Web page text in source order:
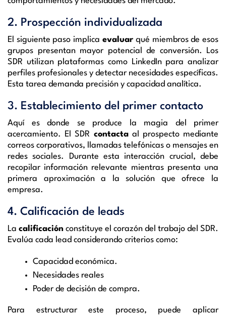
2. Prospección individualizada
El siguiente paso implica evaluarqué miembros de esos
grupos presentan mayor potencial de conversión. Los
SDR utilizan plataformas como LinkedIn para analizar
perfiles profesionales y detectar necesidades específicas.
Esta tarea demanda precisión y capacidad analítica.
3. Establecimiento del primer contacto
Aquí es donde se produce la magia del primer
acercamiento. El SDR contactaal prospecto mediante
correos corporativos, llamadas telefónicas o mensajes en
redes sociales. Durante esta interacción crucial, debe
recopilar información relevante mientras presenta una
primera aproximación a la solución que ofrece la
empresa.
4. Calificación de leads
La calificación constituye el corazón del trabajo del SDR.
Evalúa cada lead considerando criterios como:
Capacidad económica.
Necesidades reales
Poder de decisión de compra.
Para estructurar este proceso, puede aplicar